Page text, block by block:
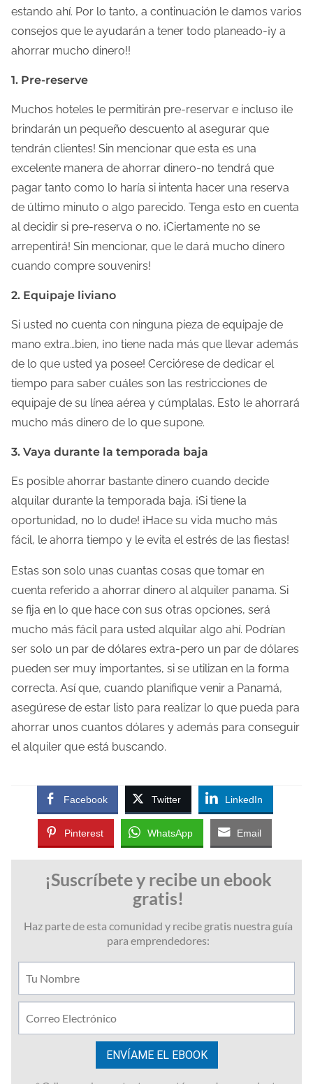
e
c
t
r
a
d
e
l
a
e
n
t
r
d
a
estando ahí. Por lo tanto, a continuación le damos varios
consejos que le ayudarán a tener todo planeado-¡y a
ahorrar mucho dinero!!
1. Pre-reserve
Muchos hoteles le permitirán pre-reservar e incluso ¡le
brindarán un pequeño descuento al asegurar que
tendrán clientes! Sin mencionar que esta es una
excelente manera de ahorrar dinero-no tendrá que
pagar tanto como lo haría si intenta hacer una reserva
de último minuto o algo parecido. Tenga esto en cuenta
al decidir si pre-reserva o no. ¡Ciertamente no se
arrepentirá! Sin mencionar, que le dará mucho dinero
cuando compre souvenirs!
2. Equipaje liviano
Si usted no cuenta con ninguna pieza de equipaje de
mano extra…bien, ¡no tiene nada más que llevar además
de lo que usted ya posee! Cerciórese de dedicar el
tiempo para saber cuáles son las restricciones de
equipaje de su línea aérea y cúmplalas. Esto le ahorrará
mucho más dinero de lo que supone.
3. Vaya durante la temporada baja
Es posible ahorrar bastante dinero cuando decide
alquilar durante la temporada baja. ¡Si tiene la
oportunidad, no lo dude! ¡Hace su vida mucho más
fácil, le ahorra tiempo y le evita el estrés de las fiestas!
Estas son solo unas cuantas cosas que tomar en
cuenta referido a ahorrar dinero al alquiler panama. Si
se fija en lo que hace con sus otras opciones, será
mucho más fácil para usted alquilar algo ahí. Podrían
ser solo un par de dólares extra-pero un par de dólares
pueden ser muy importantes, si se utilizan en la forma
correcta. Así que, cuando planifique venir a Panamá,
asegúrese de estar listo para realizar lo que pueda para
ahorrar unos cuantos dólares y además para conseguir
el alquiler que está buscando.
Facebook Twitter LinkedIn
Pinterest WhatsApp Email